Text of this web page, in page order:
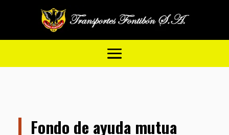
Fondo de ayuda mutua